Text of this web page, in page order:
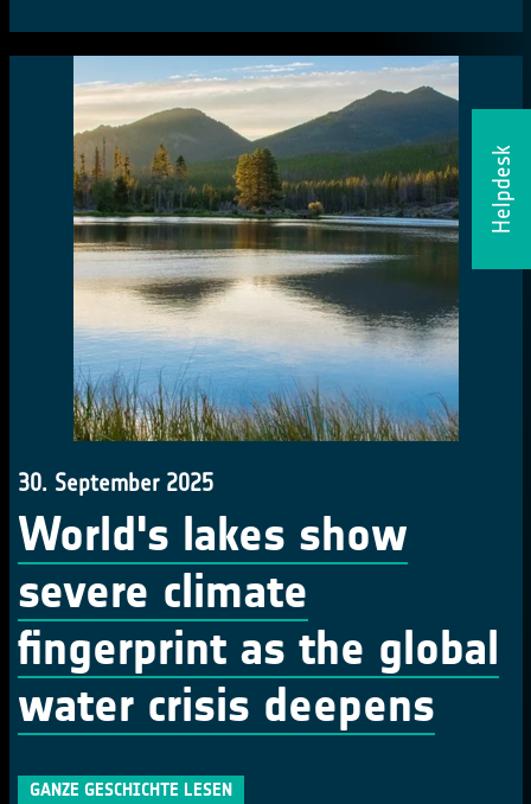
Helpdesk
30. September 2025
World's lakes show
severe climate
fingerprint as the global
water crisis deepens
GANZE GESCHICHTE LESEN